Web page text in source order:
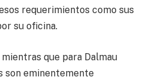
requerimientos como sus
su oficina.
que para Dalmau
son eminentemente